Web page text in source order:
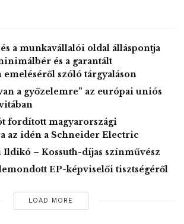
közvetlenül a VirPay Kft.-től
kifizetését.
Magyar Nemzeti Bank (MNB)
a munkavállalói oldal álláspontja
szóló tárgyaláson
a győzelemre” az európai uniós
fordított magyarországi
az idén a Schneider Electric
Ildikó – Kossuth-díjas színművész
József lemondott EP-képviselői tisztségéről
LOAD MORE